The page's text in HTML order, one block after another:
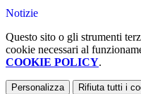
Notizie
Questo sito o gli strumenti
cookie necessari al
COOKIE POLICY.
Personalizza Rifiuta tutti i